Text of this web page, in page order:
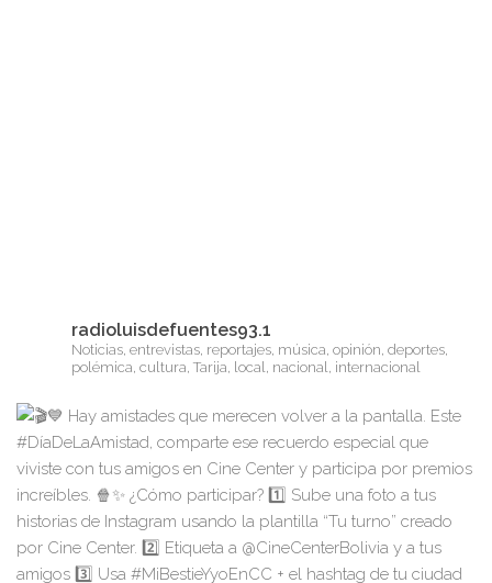
radioluisdefuentes93.1
Noticias, entrevistas, reportajes, música, opinión, deportes,
polémica, cultura, Tarija, local, nacional, internacional